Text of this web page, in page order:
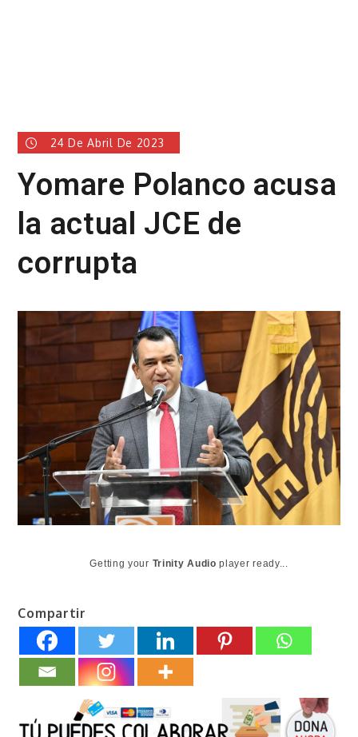
24 De Abril De 2023
Yomare Polanco acusa
la actual JCE de
corrupta
Getting your Trinity Audio player ready...
Compartir